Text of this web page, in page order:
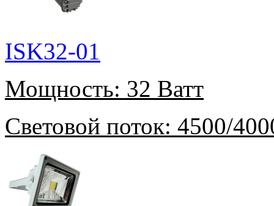
ISK32-01
Мощность: 32 Ватт
Световой поток: 4500/